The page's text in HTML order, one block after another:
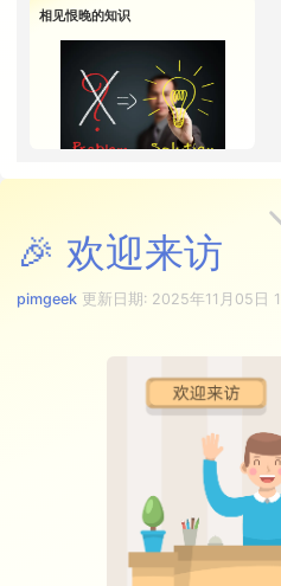
等口感。Yuanliang 在分享重要体验
记录法时，并没有特意放置青苹果
🍏 的图标，这里是我结合个人体会
加上的。
那么，应如何记录重要体验呢？可
以参考我写的这篇
博客文章
可以在这里获取 TheBrain 8.0.2.2
Windows / MacOS / Unix 全系列安
📥 下载地址 -
https://pimgeek.l
tb80
32 位 TheBrain（x86）对应的 jre
安装包文件名中含有 i586，64 位
TheBrain 对应的 jre 安装包文件名
说明 ❷：通常情况下只要安装 32
位 TheBrain 8 就可以，除非需要让
TB8 与微软 Outlook 邮件客户端联
动，而且系统当前安装的 Outlook
相见恨晚的知识
见智的问题。(pimgeek) 基于个人
的知识和经验积累，试着分享一份
求言之有物。
生活中突然遇到难题（比如
增加收入、拓展人脉、治疗
特别想迅速解决问题，但一
时想不出办法，着急又无奈
四处寻求解决方案，逐渐发
现需要借助一些专家知识才
能解决难题
🎉 欢迎来访
pimgeek 更新日期: 2025年11月05日